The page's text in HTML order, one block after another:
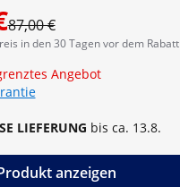
87,00 €
in den 30 Tagen vor dem Rabatt
Angebot
LIEFERUNG bis ca. 13.8.
anzeigen